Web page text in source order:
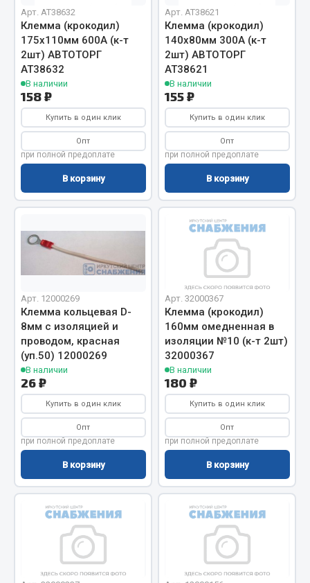
Весь раздел
Инструмент
Автомобильный инструмент
Измерительный инструмент
Крепежный инструмент
Режущий инструмент
Силовое оборудование
Слесарный инструмент
Столярный инструмент
Показать ещё
Весь раздел
Цепи подъёмные
Весь раздел
РТИ
Кольца уплотнительные
Лента конвейерная
Манжеты
Паронит
Патрубки
Прокладки
Рукава высокого давления
Показать ещё
Арт. AT38632
Клемма (крокодил)
175х110мм 600А (к-т
2шт) АВТОТОРГ
АТ38632
В наличии
158 ₽
Купить в один клик
Опт
при полной предоплате
В корзину
Арт. AT38621
Клемма (крокодил)
140х80мм 300А (к-т
2шт) АВТОТОРГ
АТ38621
В наличии
155 ₽
Купить в один клик
Опт
при полной предоплате
В корзину
Арт. 12000269
Клемма кольцевая D-
8мм с изоляцией и
проводом, красная
(уп.50) 12000269
В наличии
26 ₽
Купить в один клик
Опт
при полной предоплате
В корзину
Арт. 32000367
Клемма (крокодил)
160мм омедненная в
изоляции №10 (к-т 2шт)
32000367
В наличии
180 ₽
Купить в один клик
Опт
при полной предоплате
В корзину